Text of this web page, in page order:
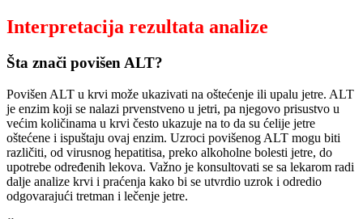
Interpretacija rezultata analize
Šta znači povišen ALT?
Povišen ALT u krvi može ukazivati na oštećenje ili upalu jetre. ALT
je enzim koji se nalazi prvenstveno u jetri, pa njegovo prisustvo u
većim količinama u krvi često ukazuje na to da su ćelije jetre
oštećene i ispuštaju ovaj enzim. Uzroci povišenog ALT mogu biti
različiti, od virusnog hepatitisa, preko alkoholne bolesti jetre, do
upotrebe određenih lekova. Važno je konsultovati se sa lekarom radi
dalje analize krvi i praćenja kako bi se utvrdio uzrok i odredio
odgovarajući tretman i lečenje jetre.